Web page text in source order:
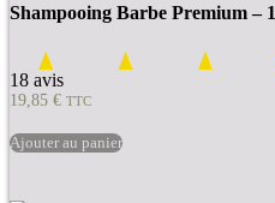
100mL
Shampooing Barbe Premium –
18 avis
19,85 € TTC
Ajouter au panier